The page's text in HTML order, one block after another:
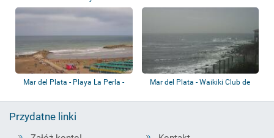
Mar del Plata - Playa La Perla -
Mar del Plata - Waikiki Club de
Przydatne linki